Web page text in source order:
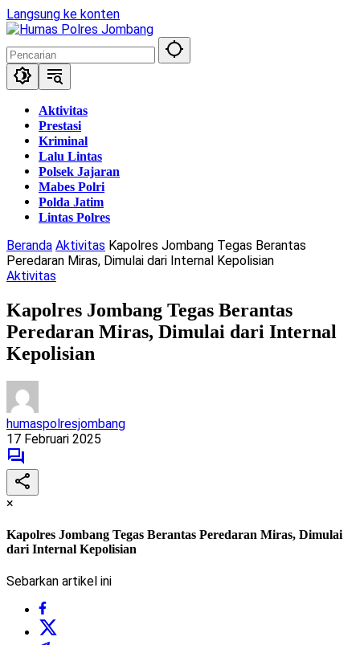
Langsung ke konten
Aktivitas
Prestasi
Kriminal
Lalu Lintas
Polsek Jajaran
Mabes Polri
Polda Jatim
Lintas Polres
Beranda Aktivitas Kapolres Jombang Tegas Berantas
Peredaran Miras, Dimulai dari Internal Kepolisian
Aktivitas
Kapolres Jombang Tegas Berantas
Peredaran Miras, Dimulai dari Internal
Kepolisian
humaspolresjombang
17 Februari 2025
×
Kapolres Jombang Tegas Berantas Peredaran Miras, Dimulai
dari Internal Kepolisian
Sebarkan artikel ini